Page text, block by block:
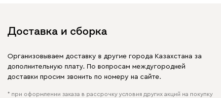
Доставка и сборка
Организовываем доставку в другие города Казахстана за
дополнительную плату. По вопросам междугородней
доставки просим звонить по номеру на сайте.
* при оформлении заказа в рассрочку условия других акций на покупку